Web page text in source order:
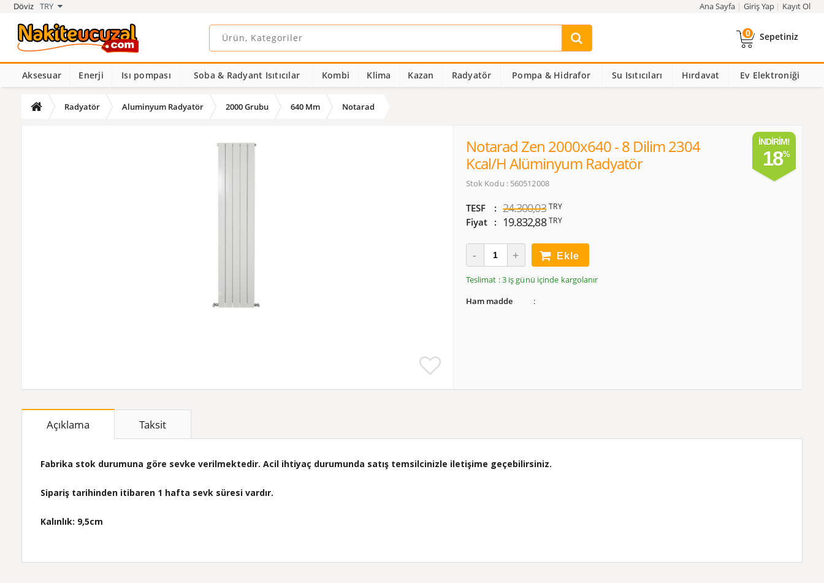
Döviz TRY Ana Sayfa Giriş Yap Kayıt Ol
0 Sepetiniz
Aksesuar Enerji Isı pompası Soba & Radyant Isıtıcılar Kombi Klima Kazan Radyatör Pompa & Hidrafor Su Isıtıcıları Hırdavat Ev Elektroniği
Radyatör Aluminyum Radyatör 2000 Grubu 640 Mm Notarad
Notarad Zen 2000x640 - 8 Dilim 2304
Kcal/h Alüminyum Radyatör
Stok Kodu : 560512008
TESF 24.300,03 TRY
Fiyat 19.832,88 TRY
Ekle
Teslimat : 3 iş günü içinde kargolanır
Ham madde
İNDIRIM!
18
Açıklama Taksit
Fabrika stok durumuna göre sevke verilmektedir. Acil ihtiyaç durumunda satış temsilcinizle iletişime geçebilirsiniz.
Sipariş tarihinden itibaren 1 hafta sevk süresi vardır.
Kalınlık: 9,5cm